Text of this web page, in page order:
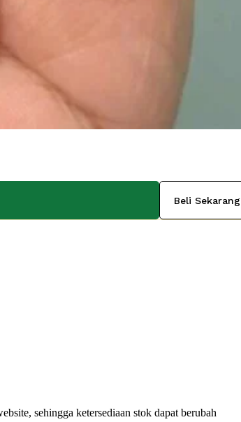
Beli Sekarang
sehingga ketersediaan stok dapat berubah